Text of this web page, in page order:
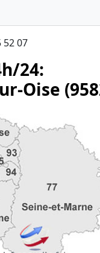
52 07
24:
Oise